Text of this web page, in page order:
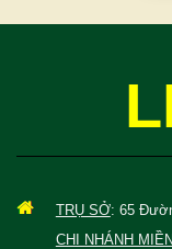
TRỤ SỞ: 65
CHI NHÁNH